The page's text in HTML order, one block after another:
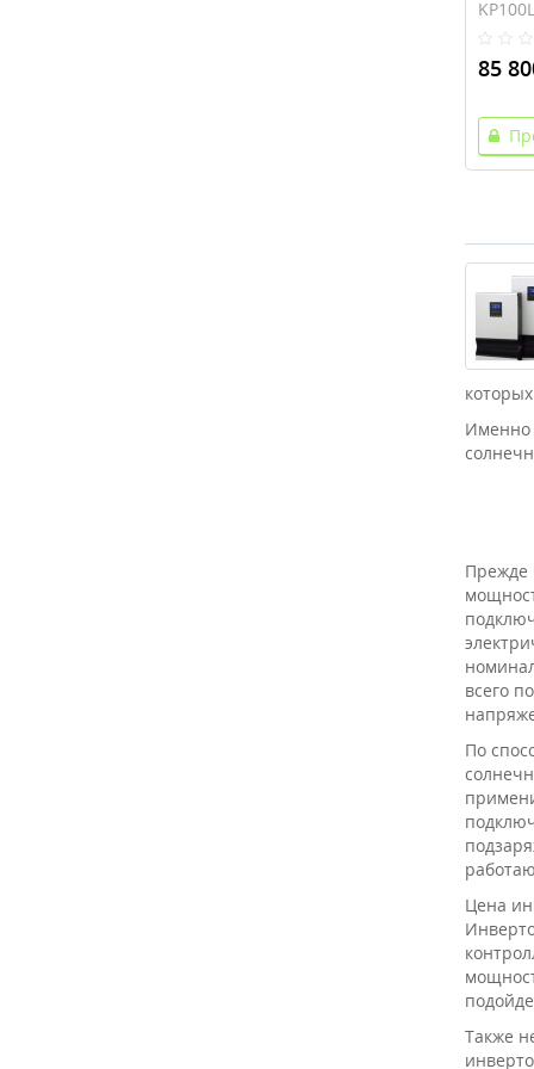
KP100L
85
Именно
Прежде
всего
По
Цена
Также